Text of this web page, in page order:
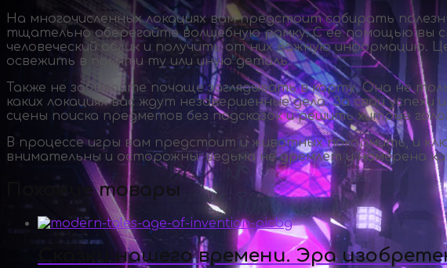
На многочисленных локациях вам предстоит собирать
тщательно оберегайте волшебную рамку. С ее помощью вы
человеческий облик и получить от них важную информацию.
освежить в памяти ту или иную деталь.
Также не забывайте почаще заглядывать в карту. Она не
каких локациях вас ждут незавершенные дела. За свои
сцены поиска предметов без подсказок и решить хитрые
В процессе игры вам предстоит и животных покормить, и
внимательны и осторожны: ведьма не дремлет и намерена
Похожие товары
Сказки нашего времени. Эра